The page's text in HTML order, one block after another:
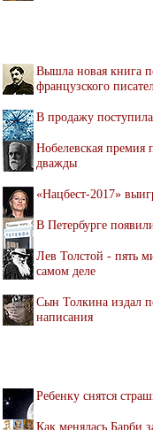
Вышла новая книга
французского
В продажу
Нобелевская премия
дважды
«Нацбест-2017»
В Петербурге
Лев Толстой - пять
самом деле
Сын Толкина издал
написания
Ребенку снятся
Как менялась Барби